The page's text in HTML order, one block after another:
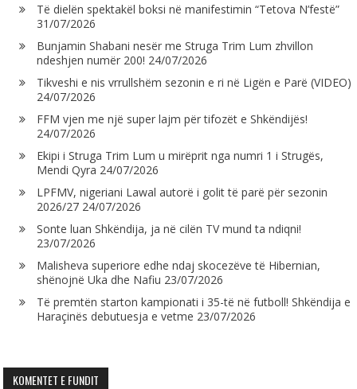
Të dielën spektakël boksi në manifestimin “Tetova N’festë”
31/07/2026
Bunjamin Shabani nesër me Struga Trim Lum zhvillon
ndeshjen numër 200! 24/07/2026
Tikveshi e nis vrrullshëm sezonin e ri në Ligën e Parë (VIDEO)
24/07/2026
FFM vjen me një super lajm për tifozët e Shkëndijës!
24/07/2026
Ekipi i Struga Trim Lum u mirëprit nga numri 1 i Strugës,
Mendi Qyra 24/07/2026
LPFMV, nigeriani Lawal autorë i golit të parë për sezonin
2026/27 24/07/2026
Sonte luan Shkëndija, ja në cilën TV mund ta ndiqni!
23/07/2026
Malisheva superiore edhe ndaj skocezëve të Hibernian,
shënojnë Uka dhe Nafiu 23/07/2026
Të premtën starton kampionati i 35-të në futboll! Shkëndija e
Haraçinës debutuesja e vetme 23/07/2026
KOMENTET E FUNDIT